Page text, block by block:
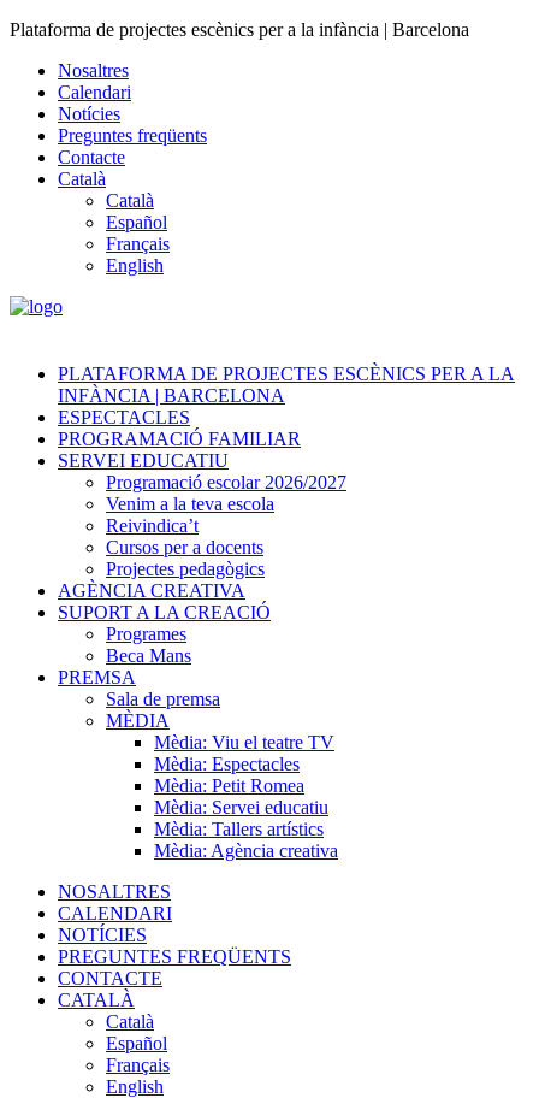
Plataforma de projectes escènics per a la infància | Barcelona
Nosaltres
Calendari
Notícies
Preguntes freqüents
Contacte
Català
Català
Español
Français
English
PLATAFORMA DE PROJECTES ESCÈNICS PER A LA
INFÀNCIA | BARCELONA
ESPECTACLES
PROGRAMACIÓ FAMILIAR
SERVEI EDUCATIU
Programació escolar 2026/2027
Venim a la teva escola
Reivindica’t
Cursos per a docents
Projectes pedagògics
AGÈNCIA CREATIVA
SUPORT A LA CREACIÓ
Programes
Beca Mans
PREMSA
Sala de premsa
MÈDIA
Mèdia: Viu el teatre TV
Mèdia: Espectacles
Mèdia: Petit Romea
Mèdia: Servei educatiu
Mèdia: Tallers artístics
Mèdia: Agència creativa
NOSALTRES
CALENDARI
NOTÍCIES
PREGUNTES FREQÜENTS
CONTACTE
CATALÀ
Català
Español
Français
English